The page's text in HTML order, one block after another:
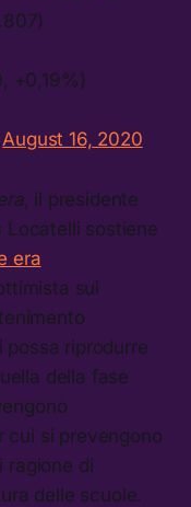
+0,19%)
August 16, 2020
, il presidente
Locatelli sostiene
era
sui
possa riprodurre
della fase
cui si prevengono
ragione di
delle scuole.